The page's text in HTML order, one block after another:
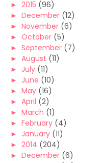
► 2015 (96)
► December (12)
► November (6)
► October (5)
► September (7)
► August (11)
► July (11)
► June (10)
► May (16)
► April (2)
► March (1)
► February (4)
► January (11)
► 2014 (204)
► December (6)